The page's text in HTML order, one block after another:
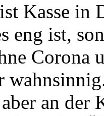
Kasse in
eng ist,
Corona
an der